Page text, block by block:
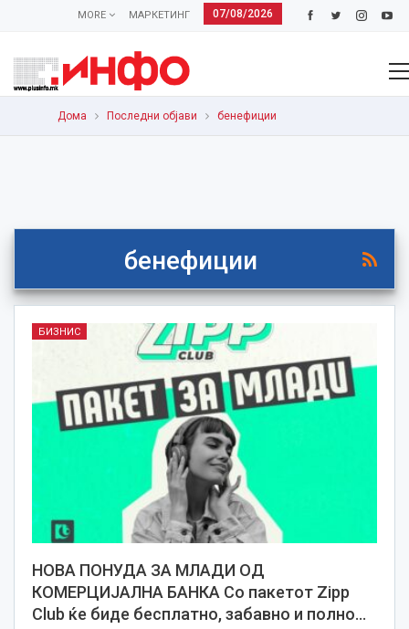
07/08/2026
МАРКЕТИНГ
MORE
Дома Последни објави бенефиции
бенефиции
БИЗНИС
НОВА ПОНУДА ЗА МЛАДИ ОД
КОМЕРЦИЈАЛНА БАНКА Со пакетот Zipp
Club ќе биде бесплатно, забавно и полно…